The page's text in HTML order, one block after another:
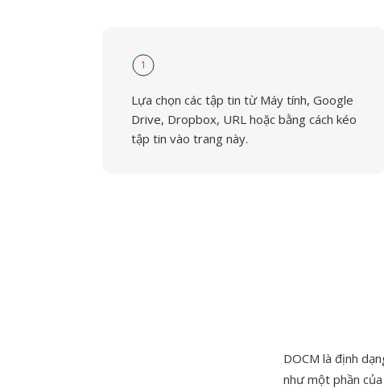
1
Lựa chọn các tập tin từ Máy tính, Google
Drive, Dropbox, URL hoặc bằng cách kéo
tập tin vào trang này.
DOCM là định
như một phần